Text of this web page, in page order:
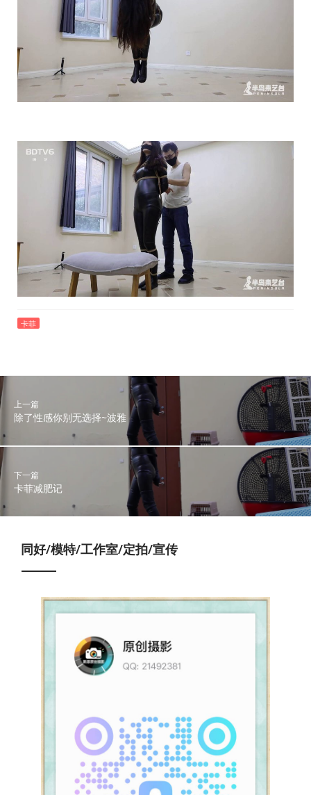
卡菲
上一篇
除了性感你别无选择~波雅
下一篇
卡菲减肥记
同好/模特/工作室/定拍/宣传